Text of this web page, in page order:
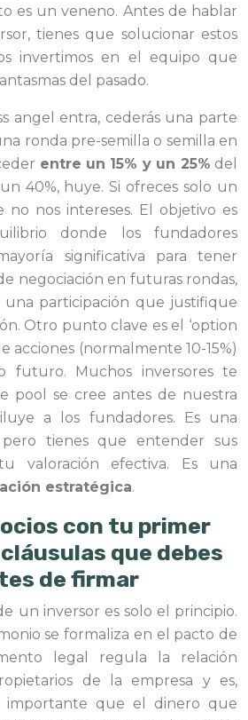
es un veneno. Antes de hablar
tienes que solucionar estos
invertimos en el equipo que
del pasado.
angel entra, cederás una parte
ronda pre-semilla o semilla en
entre un 15% y un 25% del
40%, huye. Si ofreces solo un
no nos intereses. El objetivo es
donde los fundadores
significativa para tener
negociación en futuras rondas,
participación que justifique
Otro punto clave es el ‘option
acciones (normalmente 10-15%)
futuro. Muchos inversores te
pool se cree antes de nuestra
a los fundadores. Es una
pero tienes que entender sus
valoración efectiva. Es una
estratégica.
con tu primer
que debes
de firmar
un inversor es solo el principio.
se formaliza en el pacto de
legal regula la relación
de la empresa y es,
importante que el dinero que